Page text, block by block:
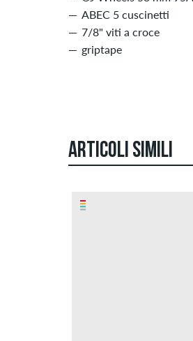
ABEC 5 cuscinetti
7/8" viti a croce
griptape
ARTICOLI SIMILI